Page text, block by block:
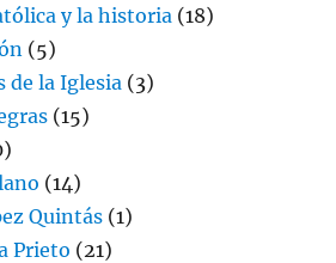
y la historia (18)
(5)
de la Iglesia (3)
(15)
(14)
Quintás (1)
Prieto (21)